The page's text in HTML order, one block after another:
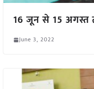
16 जून से 15 अगस्त
June 3, 2022